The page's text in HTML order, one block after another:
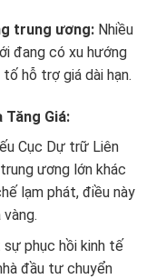
trung ương:Nhiều
đang có xu hướng
hỗ trợ giá dài hạn.
Tăng Giá:
Cục Dự trữ Liên
ương lớn khác
lạm phát, điều này
phục hồi kinh tế
đầu tư chuyển